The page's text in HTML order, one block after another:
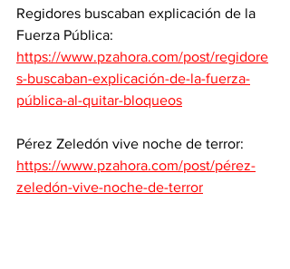
Regidores buscaban explicación de la
Fuerza Pública:
https://www.pzahora.com/post/regidore
s-buscaban-explicación-de-la-fuerza-
pública-al-quitar-bloqueos
Pérez Zeledón vive noche de terror:
https://www.pzahora.com/post/pérez-
zeledón-vive-noche-de-terror